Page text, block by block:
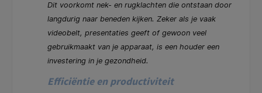
Dit voorkomt nek- en rugklachten die ontstaan door
langdurig naar beneden kijken. Zeker als je vaak
videobelt, presentaties geeft of gewoon veel
gebruikmaakt van je apparaat, is een houder een
investering in je gezondheid.
Efficiëntie en productiviteit